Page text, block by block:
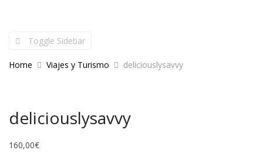
Toggle Sidebar
Home Viajes y Turismo deliciouslysavvy
deliciouslysavvy
160,00€